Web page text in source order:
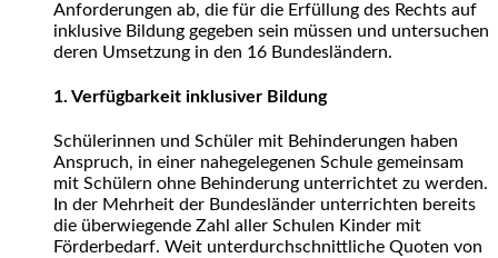
Anforderungen ab, die für die Erfüllung des Rechts auf
inklusive Bildung gegeben sein müssen und untersuchen
deren Umsetzung in den 16 Bundesländern.
1. Verfügbarkeit inklusiver Bildung
Schülerinnen und Schüler mit Behinderungen haben
Anspruch, in einer nahegelegenen Schule gemeinsam
mit Schülern ohne Behinderung unterrichtet zu werden.
In der Mehrheit der Bundesländer unterrichten bereits
die überwiegende Zahl aller Schulen Kinder mit
Förderbedarf. Weit unterdurchschnittliche Quoten von